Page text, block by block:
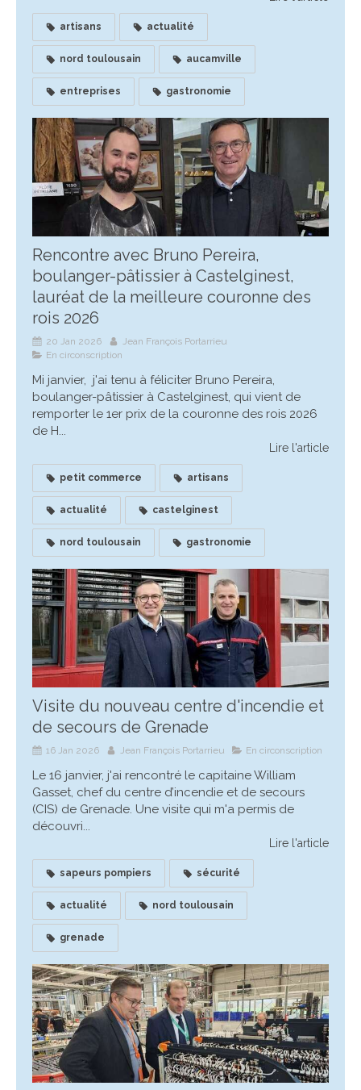
artisans actualité
nord toulousain aucamville
entreprises gastronomie
Rencontre avec Bruno Pereira,
boulanger-pâtissier à Castelginest,
lauréat de la meilleure couronne des
rois 2026
20 Jan 2026
Jean François Portarrieu
En circonscription
Mi janvier, j'ai tenu à féliciter Bruno Pereira,
boulanger-pâtissier à Castelginest, qui vient de
remporter le 1er prix de la couronne des rois 2026
de H...
Lire l'article
petit commerce artisans
actualité castelginest
nord toulousain gastronomie
Visite du nouveau centre d'incendie et
de secours de Grenade
16 Jan 2026 Jean François Portarrieu En circonscription
Le 16 janvier, j'ai rencontré le capitaine William
Gasset, chef du centre d’incendie et de secours
(CIS) de Grenade. Une visite qui m'a permis de
découvri...
Lire l'article
sapeurs pompiers sécurité
actualité nord toulousain
grenade